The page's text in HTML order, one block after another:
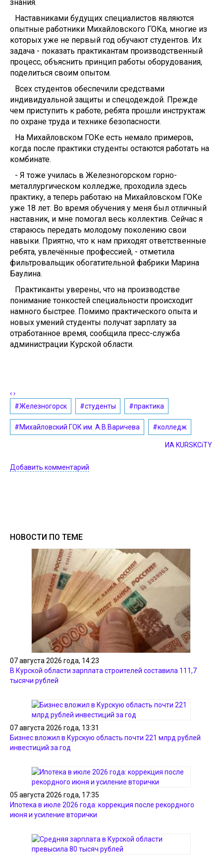
знания.
Наставниками будущих специалистов являются
опытные работники Михайловского ГОКа, многие из
которых уже не первый год обучают студентов. Их
задача - показать практикантам производственный
процесс, объяснить принцип работы оборудования,
поделиться своим опытом.
Всех студентов обеспечили средствами
индивидуальной защиты и спецодеждой. Прежде
чем приступить к работе, ребята прошли инструктаж
по охране труда и технике безопасности.
На Михайловском ГОКе есть немало примеров,
когда после практики студенты остаются работать на
комбинате.
- Я тоже училась в Железногорском горно-
металлургическом колледже, проходила здесь
практику, а теперь работаю на Михайловском ГОКе
уже 18 лет. Во время обучения у меня был отличный
наставник, и мне помогал весь коллектив. Сейчас я
стараюсь передать молодому поколению свои
навыки. Приятно, что к нам приходят ответственные
ребята, увлечённые профессией, - отметила
фильтровальщик обогатительной фабрики Марина
Баулина.
Практиканты уверены, что на производстве
понимание тонкостей специальности происходит
намного быстрее. Помимо практического опыта и
новых умений студенты получат зарплату за
отработанное время, сообщила пресс-служба
администрации Курской области.
‹›
#Железногорск
#студенты #практика
#Михайловский ГОК им. А.В.Варичева #колледж
ИА KURSKCiTY
Добавить комментарий
НОВОСТИ ПО ТЕМЕ
07 августа 2026 года, 14:23
В Курской области зарплата строителей составила 111,7
тысячи рублей
07 августа 2026 года, 13:31
Бизнес вложил в Курскую область почти 221 млрд рублей
инвестиций за год
05 августа 2026 года, 17:35
Ипотека в июле 2026 года: коррекция после рекордного
июня и усиление вторички